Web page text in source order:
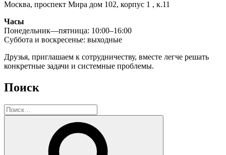
Москва, проспект Мира дом 102, корпус 1 , к.11
Часы
Понедельник—пятница: 10:00–16:00
Суббота и воскресенье: выходные
Друзья, приглашаем к сотрудничеству, вместе легче решать
конкретные задачи и системные проблемы.
Поиск
Искать: